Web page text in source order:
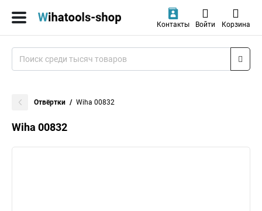
Контакты Войти Корзина
Отвёртки Wiha 00832
Wiha 00832